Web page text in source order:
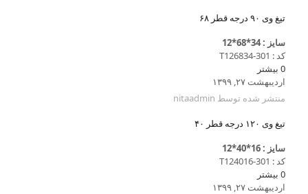
تیغ وی ۹۰ درجه قطر ۶۸
سایز : 34*68*12
کد : T126834-301
0 بیشتر
اردیبهشت ۲۷, ۱۳۹۹
منتشر شده توسط nitaadmin
تیغ وی ۱۲۰ درجه قطر ۴۰
سایز : 16*40*12
کد : T124016-301
0 بیشتر
اردیبهشت ۲۷, ۱۳۹۹